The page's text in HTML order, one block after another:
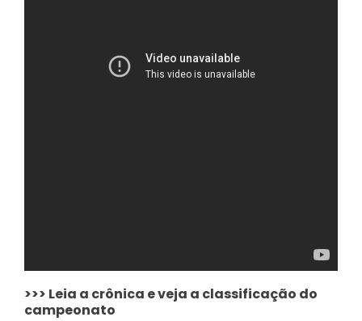
>>> Leia a crônica e veja a classificação do
campeonato